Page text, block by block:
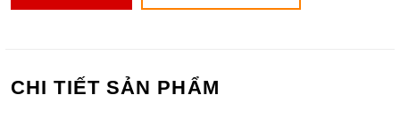
CHI TIẾT SẢN PHẨM